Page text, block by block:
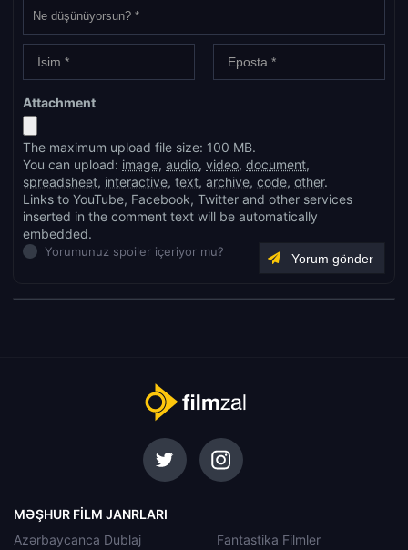
Attachment
The maximum upload file size: 100 MB.
You can upload: image, audio, video, document,
spreadsheet, interactive, text, archive, code, other.
Links to YouTube, Facebook, Twitter and other services
inserted in the comment text will be automatically
embedded.
Yorumunuz spoiler içeriyor mu?
MƏŞHUR FILM JANRLARI
Azərbaycanca Dublaj
Fantastika Filmler